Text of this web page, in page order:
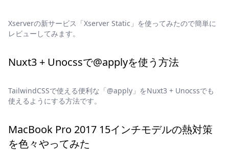
Xserverの新サービス「Xserver Static」を使ってみたので簡単に
レビューしてみます。
Nuxt3 + Unocssで@applyを使う方法
TailwindCSSで使える便利な「@apply」をNuxt3 + Unocssでも
使えるようにする方法です。
MacBook Pro 2017 15インチモデルの熱対策
を色々やってみた